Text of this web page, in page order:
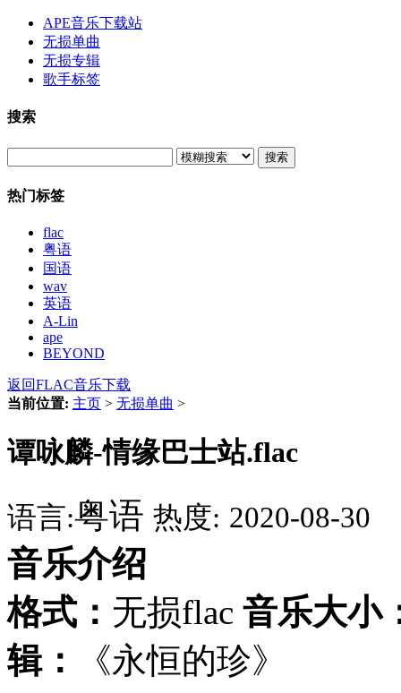
APE音乐下载站
无损单曲
无损专辑
歌手标签
搜索
搜索
热门标签
flac
粤语
国语
wav
英语
A-Lin
ape
BEYOND
返回FLAC音乐下载
当前位置: 主页 > 无损单曲 >
谭咏麟-情缘巴士站.flac
语言:粤语 热度: 2020-08-30
音乐介绍
格式： 无损flac 音乐大小
辑：
《永恒的珍》